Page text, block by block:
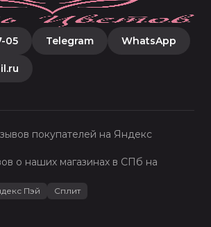
05 Telegram WhatsApp
покупателей на Яндекс
о наших магазинах в СПб на
Пэй Сплит